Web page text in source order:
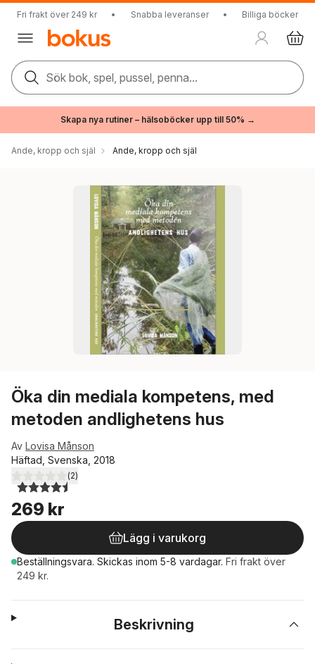
Fri frakt över 249 kr • Snabba leveranser • Billiga böcker
Sök bok, spel, pussel, penna...
Skapa nya rutiner – hälsoböcker upp till 50% →
Ande, kropp och själ Ande, kropp och själ
Öka din mediala kompetens, med
metoden andlighetens hus
Av Lovisa Månson
Häftad, Svenska, 2018
4,5utav 5 stjärnor. Totalt antal röster:
(2)
269 kr
Lägg i varukorg
Beställningsvara. Skickas inom 5-8 vardagar. Fri frakt över
249 kr.
Beskrivning